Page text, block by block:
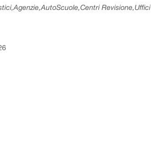
Revisione,Uffici